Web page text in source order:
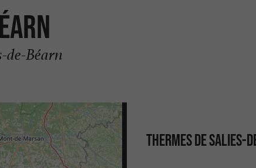
de-Béarn
THERMES DE SALIES-